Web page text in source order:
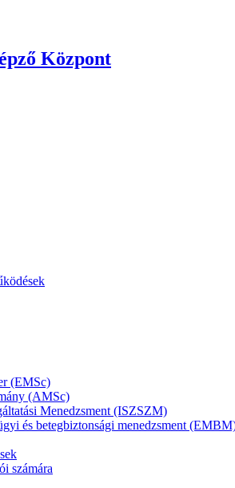
Központ
(EMSc)
(AMSc)
Menedzsment (ISZSZM)
és betegbiztonsági menedzsment
számára